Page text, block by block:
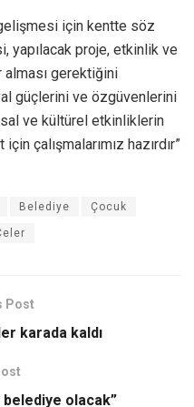
için kentte söz
yapılacak proje, etkinlik ve
alması gerektiğini
güçlerini ve özgüvenlerini
ve kültürel etkinliklerin
çalışmalarımız hazırdır”
Belediye Çocuk
Post
karada kaldı
olacak”